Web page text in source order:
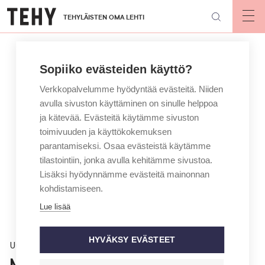
Hyppää
pääsisältöön
TEHYLÄISTEN OMA LEHTI
Uutinen
Sopiiko evästeiden käyttö?
Verkkopalvelumme hyödyntää evästeitä. Niiden
avulla sivuston käyttäminen on sinulle helppoa
ja kätevää. Evästeitä käytämme sivuston
toimivuuden ja käyttökokemuksen
parantamiseksi. Osaa evästeistä käytämme
tilastointiin, jonka avulla kehitämme sivustoa.
Lisäksi hyödynnämme evästeitä mainonnan
kohdistamiseen.
Lue lisää
HYVÄKSY EVÄSTEET